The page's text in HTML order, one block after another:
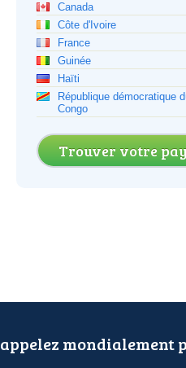
Canada
Côte d'Ivoire
France
Guinée
Haïti
République démocratique
Congo
Trouver votre
appelez mondialement